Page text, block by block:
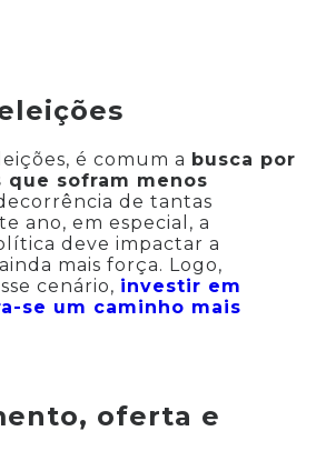
é comum a busca por
sofram menos
de tantas
ano, em especial, a
deve impactar a
mais força. Logo,
cenário, investir em
se um caminho mais
oferta e